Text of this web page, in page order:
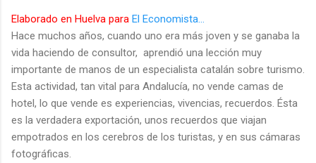
Elaborado en Huelva para El Economista...
Hace muchos años, cuando uno era más joven y se ganaba la
vida haciendo de consultor, aprendió una lección muy
importante de manos de un especialista catalán sobre turismo.
Esta actividad, tan vital para Andalucía, no vende camas de
hotel, lo que vende es experiencias, vivencias, recuerdos. Ésta
es la verdadera exportación, unos recuerdos que viajan
empotrados en los cerebros de los turistas, y en sus cámaras
fotográficas.